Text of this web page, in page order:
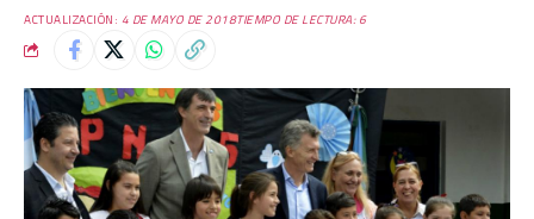
ACTUALIZACIÓN: 4 DE MAYO DE 2018TIEMPO DE LECTURA: 6